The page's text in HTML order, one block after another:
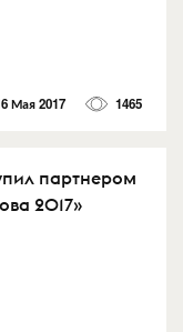
Мая 2017 1465
партнером
2017»